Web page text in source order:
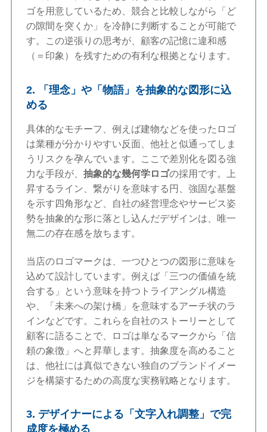
ゴを用意しているため、競合と比較しながら「ど
の隙間を突くか」を冷静に判断することが可能で
す。この逆張りの思考が、顧客の記憶に違和感
（＝印象）を残すための有利な根拠となります。
2. 「理念」や「物語」を抽象的な図形に込
める
具体的なモチーフ、例えば建物などを使ったロゴ
は業種が分かりやすい反面、他社と似通ってしま
うリスクを孕んでいます。ここで差別化を図る強
力な手段が、抽象的な幾何学ロゴの採用です。上
昇するライン、繋がりを意味する円、強固な基盤
を示す四角形など、自社の経営理念やサービス姿
勢を抽象的な形に落とし込んだデザインは、唯一
無二の存在感を放ちます。
当店のロゴマークは、一つひとつの図形に意味を
込めて設計しています。例えば「三つの価値を統
合する」という意味を持つトライアングル構造
や、「未来への架け橋」を意味するアーチ状のラ
インなどです。これらを自社のストーリーとして
顧客に語ることで、ロゴは単なるマークから「信
頼の象徴」へと昇華します。抽象度を高めること
は、他社には真似できない独自のブランドイメー
ジを構築するための高度な実務戦略となります。
3. デザイナーによる「文字入れ調整」で完
成度を極める